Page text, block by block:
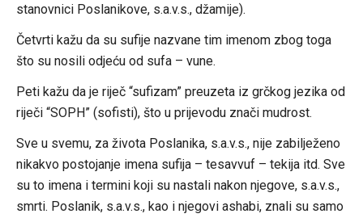
stanovnici Poslanikove, s.a.v.s., džamije).
Četvrti kažu da su sufije nazvane tim imenom zbog toga
što su nosili odjeću od sufa – vune.
Peti kažu da je riječ “sufizam” preuzeta iz grčkog jezika od
riječi “SOPH” (sofisti), što u prijevodu znači mudrost.
Sve u svemu, za života Poslanika, s.a.v.s., nije zabilježeno
nikakvo postojanje imena sufija – tesavvuf – tekija itd. Sve
su to imena i termini koji su nastali nakon njegove, s.a.v.s.,
smrti. Poslanik, s.a.v.s., kao i njegovi ashabi, znali su samo